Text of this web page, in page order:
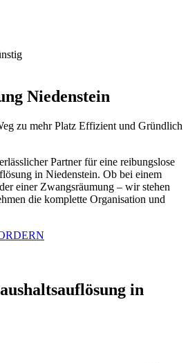
Niedenstein
zu mehr Platz Effizient und Gründlich
Partner für eine reibungslose
in Niedenstein. Ob bei einem
einer Zwangsräumung – wir stehen
die komplette Organisation und
in